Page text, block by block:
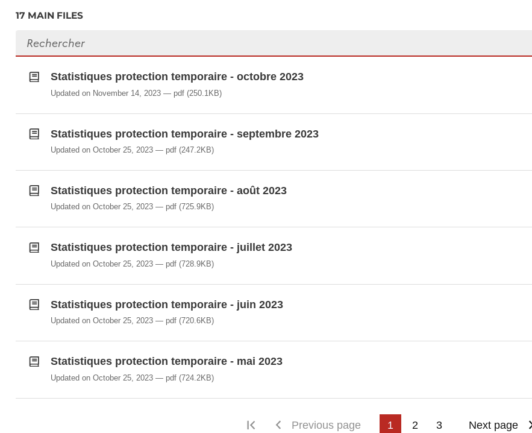
17 MAIN FILES
Search files
Statistiques protection temporaire - octobre 2023
Updated on November 14, 2023 pdf(250.1KB)
Statistiques protection temporaire - septembre 2023
Updated on October 25, 2023 pdf(247.2KB)
Statistiques protection temporaire - août 2023
Updated on October 25, 2023 pdf(725.9KB)
Statistiques protection temporaire - juillet 2023
Updated on October 25, 2023 pdf(728.9KB)
Statistiques protection temporaire - juin 2023
Updated on October 25, 2023 pdf(720.6KB)
Statistiques protection temporaire - mai 2023
Updated on October 25, 2023 pdf(724.2KB)
First pagePrevious page 1 2 3 Next page